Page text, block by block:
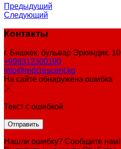
Предыдущий
Следующий
Контакты
г. Бишкек, бульвар Эркиндик, 10
+996312300190
info@redcrescent.kg
На сайте обнаружена ошибка
Текст с ошибкой
Нашли ошибку? Сообщите нам!